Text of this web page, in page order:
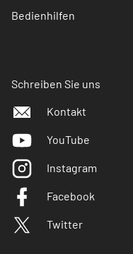
Bedienhilfen
Schreiben Sie uns
Kontakt
YouTube
Instagram
Facebook
Twitter